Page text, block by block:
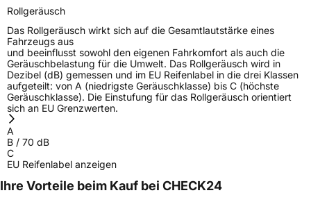
Rollgeräusch
Das Rollgeräusch wirkt sich auf die Gesamtlautstärke eines
Fahrzeugs aus
und beeinflusst sowohl den eigenen Fahrkomfort als auch die
Geräuschbelastung für die Umwelt. Das Rollgeräusch wird in
Dezibel (dB) gemessen und im EU Reifenlabel in die drei Klassen
aufgeteilt: von A (niedrigste Geräuschklasse) bis C (höchste
Geräuschklasse). Die Einstufung für das Rollgeräusch orientiert
sich an EU Grenzwerten.
A
B / 70 dB
C
EU Reifenlabel anzeigen
Ihre Vorteile beim Kauf bei CHECK24